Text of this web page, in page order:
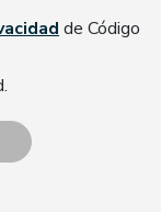
de Código